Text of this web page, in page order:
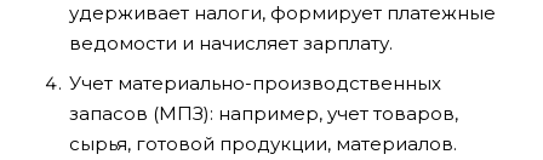
удерживает налоги, формирует платежные
ведомости и начисляет зарплату.
Учет материально-производственных
запасов (МПЗ): например, учет товаров,
сырья, готовой продукции, материалов.